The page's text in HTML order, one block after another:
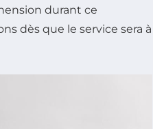
durant ce
dès que le service sera à